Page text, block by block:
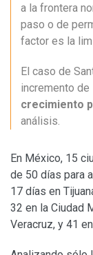
a la frontera
paso o de
factor es la
E l caso de
incremento de
crecimiento
análisis.
En México, 15
de 50 días para
17 días en
32 en la Ciudad
Veracruz, y 41